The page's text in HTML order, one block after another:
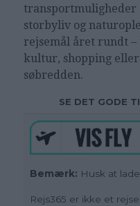
transportmuligheder
storbyliv og
rejsemål året rundt –
kultur, shopping
søbredden.
SE DET GODE
Bemærk: Husk at
Rejs365 er ikke et